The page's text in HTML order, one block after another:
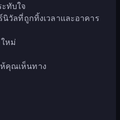
ทับใจ
นิวัลที่ถูกทิ้งเวลาและอาคาร
ใหม่
คุณเห็นทาง